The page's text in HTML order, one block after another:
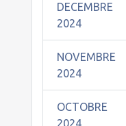
DECEMBRE
2024
NOVEMBRE
2024
OCTOBRE
2024